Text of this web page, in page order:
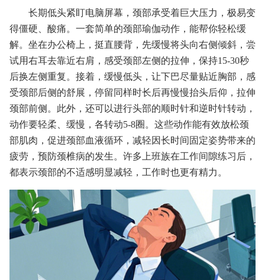
长期低头紧盯电脑屏幕，颈部承受着巨大压力，极易变
得僵硬、酸痛。一套简单的颈部瑜伽动作，能帮你轻松缓
解。坐在办公椅上，挺直腰背，先缓慢将头向右侧倾斜，尝
试用右耳去靠近右肩，感受颈部左侧的拉伸，保持15-30秒
后换左侧重复。接着，缓慢低头，让下巴尽量贴近胸部，感
受颈部后侧的舒展，停留同样时长后再慢慢抬头后仰，拉伸
颈部前侧。此外，还可以进行头部的顺时针和逆时针转动，
动作要轻柔、缓慢，各转动5-8圈。这些动作能有效放松颈
部肌肉，促进颈部血液循环，减轻因长时间固定姿势带来的
疲劳，预防颈椎病的发生。许多上班族在工作间隙练习后，
都表示颈部的不适感明显减轻，工作时也更有精力。